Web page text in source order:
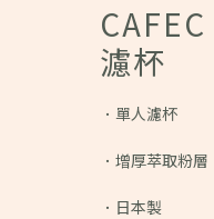
濾杯
．單人濾杯
．增厚萃取粉層
．日本製